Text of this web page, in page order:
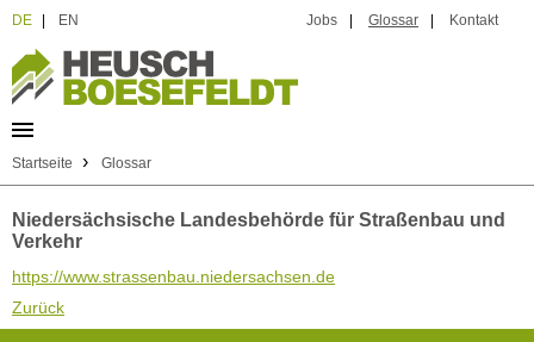
DE EN Jobs Glossar Kontakt
Startseite › Glossar
Niedersächsische Landesbehörde für Straßenbau und
Verkehr
https://www.strassenbau.niedersachsen.de
Zurück